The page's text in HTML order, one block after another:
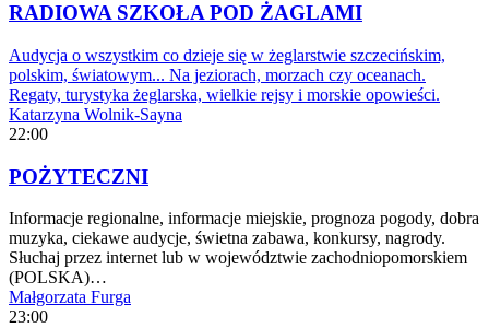
RADIOWA SZKOŁA POD ŻAGLAMI
Audycja o wszystkim co dzieje się w żeglarstwie szczecińskim,
polskim, światowym... Na jeziorach, morzach czy oceanach.
Regaty, turystyka żeglarska, wielkie rejsy i morskie opowieści.
Katarzyna Wolnik-Sayna
22:00
POŻYTECZNI
Informacje regionalne, informacje miejskie, prognoza pogody, dobra
muzyka, ciekawe audycje, świetna zabawa, konkursy, nagrody.
Słuchaj przez internet lub w województwie zachodniopomorskiem
(POLSKA)…
Małgorzata Furga
23:00